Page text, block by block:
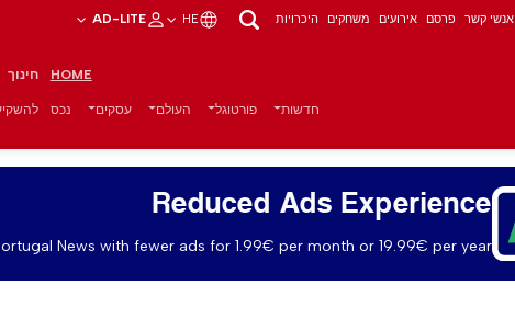
אנשי קשר פרסם אירועים משחקים היכרויות HE
AD-LITE
HOME חינוך
חדשות פורטוגל העולם עסקים נכס
Reduced Ads Experience
News with fewer ads for 1.99€ per month or 19.99€ per year.